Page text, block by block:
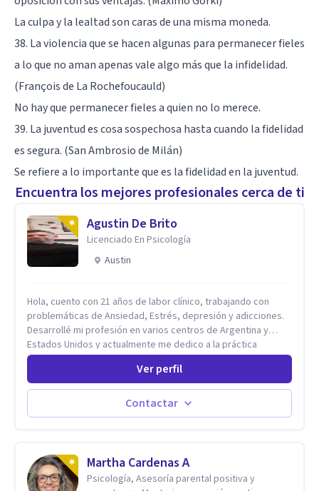
La culpa y la lealtad son caras de una misma moneda.
38. La violencia que se hacen algunas para permanecer fieles
a lo que no aman apenas vale algo más que la infidelidad.
(François de La Rochefoucauld)
No hay que permanecer fieles a quien no lo merece.
39. La juventud es cosa sospechosa hasta cuando la fidelidad
es segura. (San Ambrosio de Milán)
Se refiere a lo importante que es la fidelidad en la juventud.
Encuentra los mejores profesionales cerca de ti
Agustin De Brito
Licenciado En Psicología
Austin
Hola, cuento con 21 años de labor clínico, trabajando con
problemáticas de Ansiedad, Estrés, depresión y adicciones.
Desarrollé mi profesión en varios centros de Argentina y
Estados Unidos y actualmente me dedico a la práctica
privada. Utilizo terapias cognitivas conductuales basadas en
evidencia científica con comprobados resultados. Los
objetivos terapéuticos están centrados en brindar
herramientas concretas para el cambio, que permitan
desarrollar nuevas habilidades y estrategias basadas en la
Ver perfil
Contactar
Martha Cardenas A
Psicología, Asesoría parental positiva y